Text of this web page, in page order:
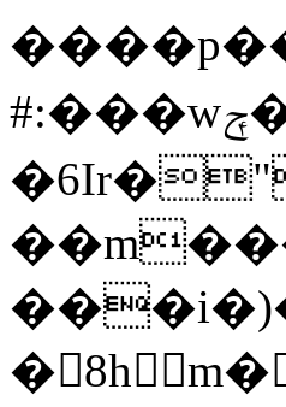
#:���wݼ��"TڞO貈��-4.��,�O ����:�_